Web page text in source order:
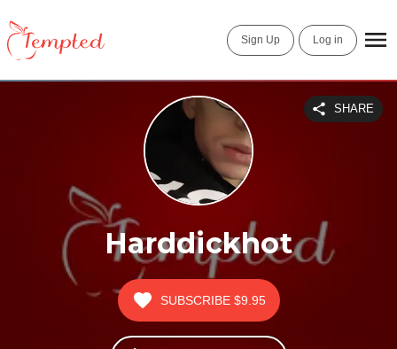
Sign Up Log in
Harddickhot
SHARE
SUBSCRIBE $9.95